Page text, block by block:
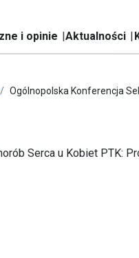
i opinie Aktualności
Ogólnopolska Konferencja
Serca u Kobiet PTK: